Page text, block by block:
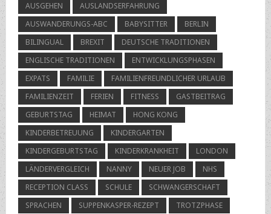
AUSGEHEN
AUSLANDSERFAHRUNG
AUSWANDERUNGS-ABC
BABYSITTER
BERLIN
BILINGUAL
BREXIT
DEUTSCHE TRADITIONEN
ENGLISCHE TRADITIONEN
ENTWICKLUNGSPHASEN
EXPATS
FAMILIE
FAMILIENFREUNDLICHER URLAUB
FAMILIENZEIT
FERIEN FITNESS
GASTBEITRAG
GEBURTSTAG
HEIMAT
HONG KONG
KINDERBETREUUNG
KINDERGARTEN
KINDERGEBURTSTAG
KINDERKRANKHEIT
LONDON
LÄNDERVERGLEICH
NANNY NEUER JOB
NHS
RECEPTION CLASS
SCHULE
SCHWANGERSCHAFT
SPRACHEN
SUPPENKASPER-REZEPT
TROTZPHASE